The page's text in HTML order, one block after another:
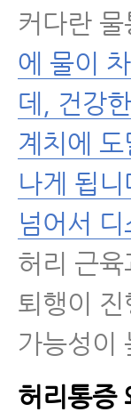
- 허리
고관절
- 허리
동, 장
- 왼쪽
의 근
좌골신
척추관
척추분
커다란
에 물이
데, 건강
계치에
나게 됩
넘어서
허리 근
퇴행이
가능성이
허리통증